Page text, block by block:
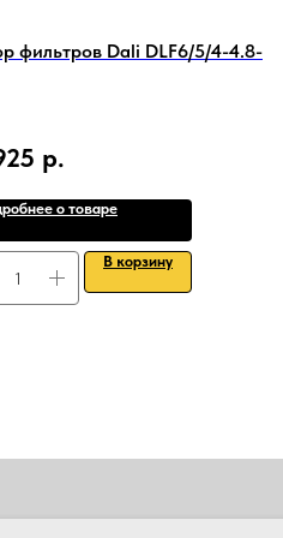
фильтров Dali DLF6/5/4-4.8-
р.
о товаре
В корзину